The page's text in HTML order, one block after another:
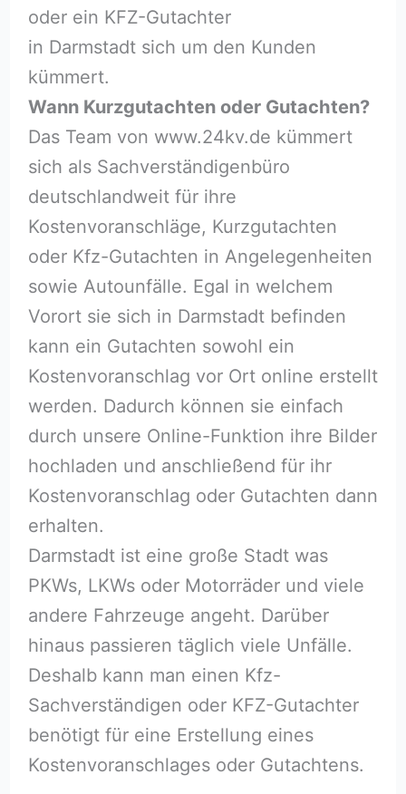
oder ein KFZ-Gutachter
in Darmstadt sich um den Kunden
kümmert.
Wann Kurzgutachten oder Gutachten?
Das Team von www.24kv.de kümmert
sich als Sachverständigenbüro
deutschlandweit für ihre
Kostenvoranschläge, Kurzgutachten
oder Kfz-Gutachten in Angelegenheiten
sowie Autounfälle. Egal in welchem
Vorort sie sich in Darmstadt befinden
kann ein Gutachten sowohl ein
Kostenvoranschlag vor Ort online erstellt
werden. Dadurch können sie einfach
durch unsere Online-Funktion ihre Bilder
hochladen und anschließend für ihr
Kostenvoranschlag oder Gutachten dann
erhalten.
Darmstadt ist eine große Stadt was
PKWs, LKWs oder Motorräder und viele
andere Fahrzeuge angeht. Darüber
hinaus passieren täglich viele Unfälle.
Deshalb kann man einen Kfz-
Sachverständigen oder KFZ-Gutachter
benötigt für eine Erstellung eines
Kostenvoranschlages oder Gutachtens.